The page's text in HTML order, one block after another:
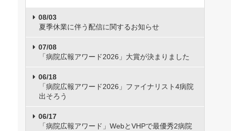
08/03
夏季休業に伴う配信に関するお知らせ
07/08
「病院広報アワード2026」大賞が決まりました
06/18
「病院広報アワード2026」ファイナリスト4病院
出そろう
06/17
「病院広報アワード」WebとVHPで最優秀2病院